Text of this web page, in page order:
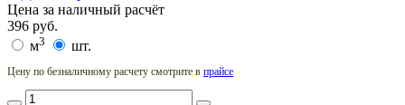
Цена за наличный расчёт
396 руб.
м3 шт.
Цену по безналичному расчету смотрите в прайсе